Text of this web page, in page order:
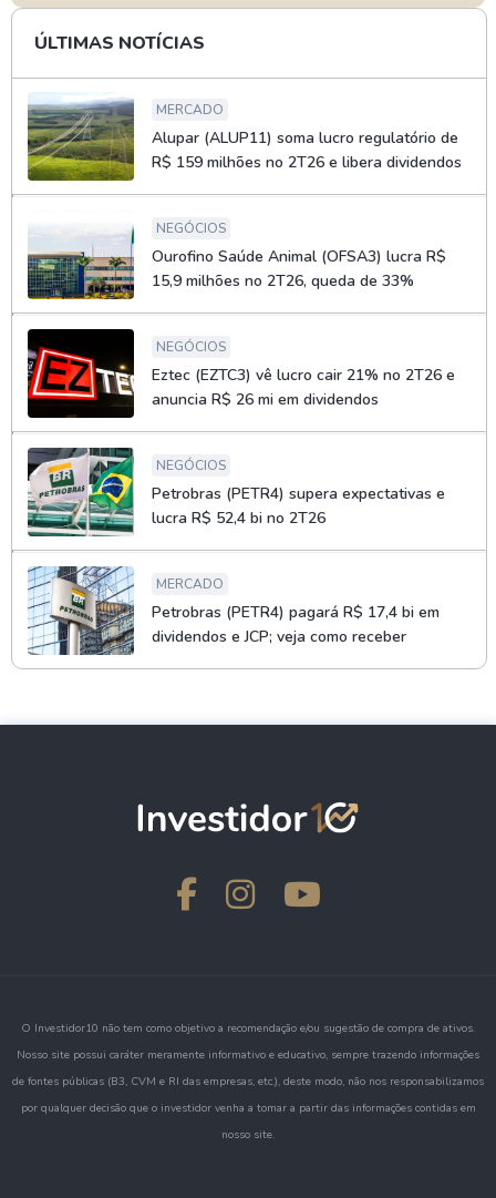
ÚLTIMAS NOTÍCIAS
MERCADO
Alupar (ALUP11) soma lucro regulatório de
R$ 159 milhões no 2T26 e libera dividendos
NEGÓCIOS
Ourofino Saúde Animal (OFSA3) lucra R$
15,9 milhões no 2T26, queda de 33%
NEGÓCIOS
Eztec (EZTC3) vê lucro cair 21% no 2T26 e
anuncia R$ 26 mi em dividendos
NEGÓCIOS
Petrobras (PETR4) supera expectativas e
lucra R$ 52,4 bi no 2T26
MERCADO
Petrobras (PETR4) pagará R$ 17,4 bi em
dividendos e JCP; veja como receber
O Investidor10 não tem como objetivo a recomendação e/ou sugestão de compra de ativos.
Nosso site possui caráter meramente informativo e educativo, sempre trazendo informações
de fontes públicas (B3, CVM e RI das empresas, etc.), deste modo, não nos responsabilizamos
por qualquer decisão que o investidor venha a tomar a partir das informações contidas em
nosso site.